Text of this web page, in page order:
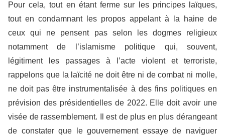
Pour cela, tout en étant ferme sur les principes laïques,
tout en condamnant les propos appelant à la haine de
ceux qui ne pensent pas selon les dogmes religieux
notamment de l’islamisme politique qui, souvent,
légitiment les passages à l’acte violent et terroriste,
rappelons que la laïcité ne doit être ni de combat ni molle,
ne doit pas être instrumentalisée à des fins politiques en
prévision des présidentielles de 2022. Elle doit avoir une
visée de rassemblement. Il est de plus en plus dérangeant
de constater que le gouvernement essaye de naviguer